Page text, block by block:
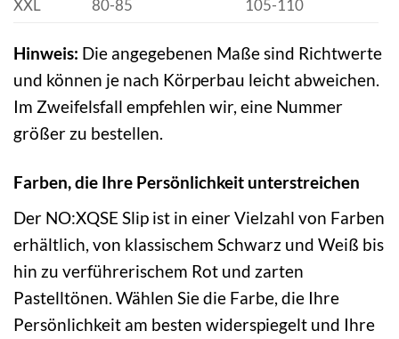
XXL 80-85 105-110
Hinweis: Die angegebenen Maße sind Richtwerte
und können je nach Körperbau leicht abweichen.
Im Zweifelsfall empfehlen wir, eine Nummer
größer zu bestellen.
Farben, die Ihre Persönlichkeit unterstreichen
Der NO:XQSE Slip ist in einer Vielzahl von Farben
erhältlich, von klassischem Schwarz und Weiß bis
hin zu verführerischem Rot und zarten
Pastelltönen. Wählen Sie die Farbe, die Ihre
Persönlichkeit am besten widerspiegelt und Ihre